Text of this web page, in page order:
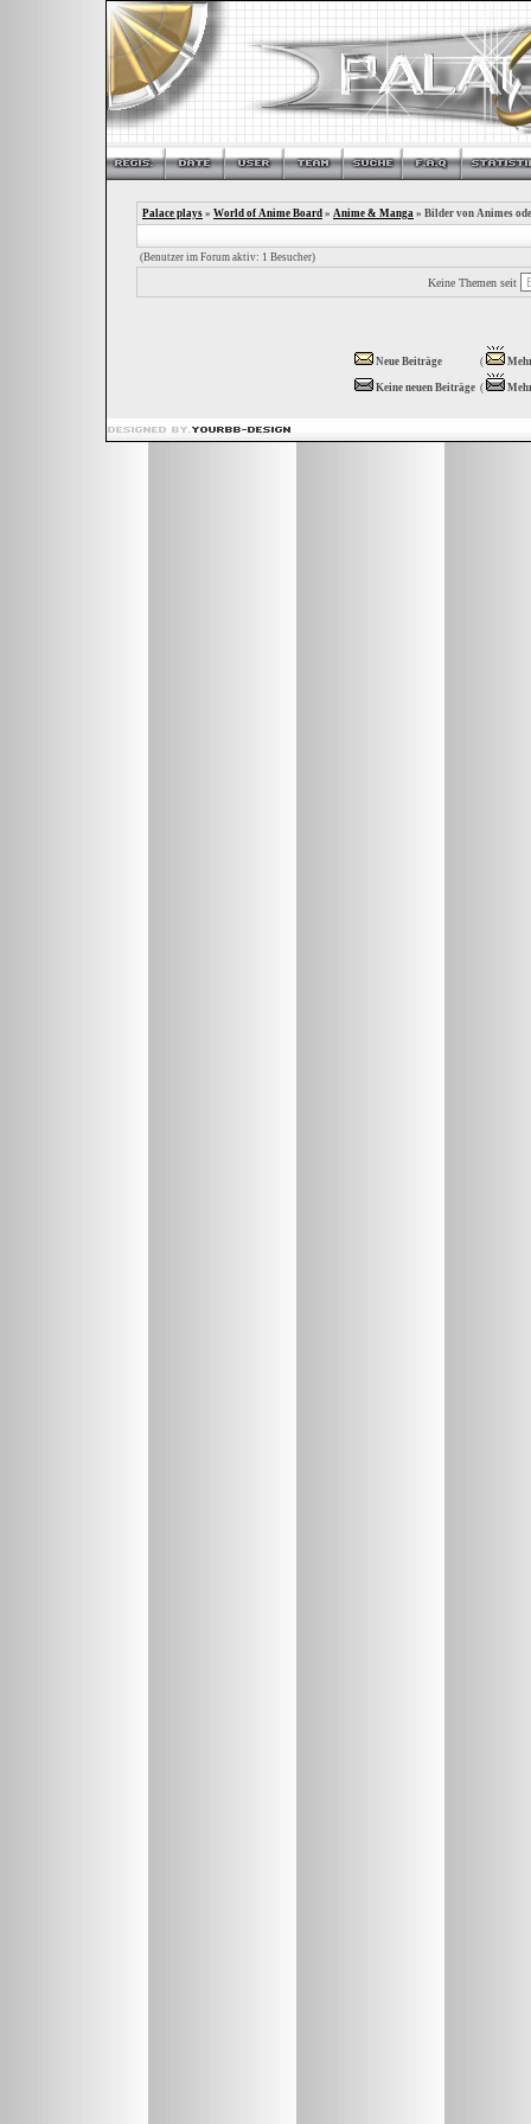
Palace plays » World of Anime Board » Anime & Manga » Bilder von Animes
(Benutzer im Forum aktiv: 1 Besucher)
Keine Themen seit
Neue Beiträge (
Keine neuen Beiträge (